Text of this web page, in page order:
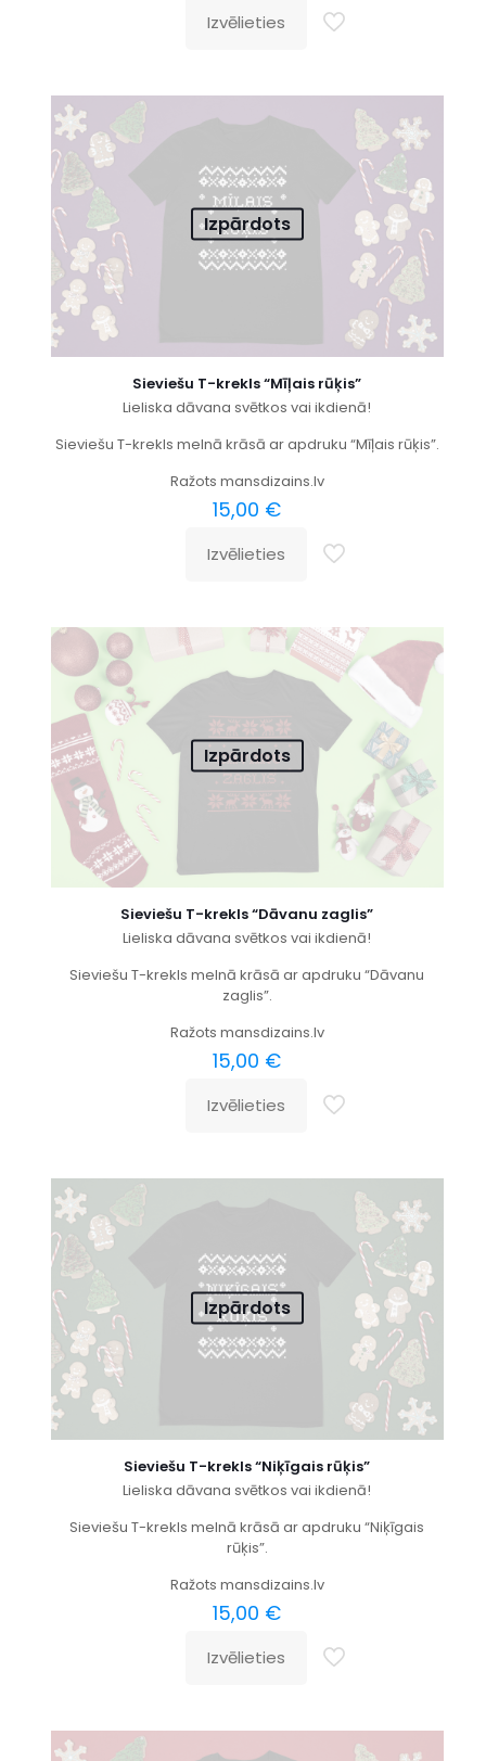
Izvēlieties
Izpārdots
Sieviešu T-krekls “Mīļais rūķis”
Lieliska dāvana svētkos vai ikdienā!
Sieviešu T-krekls melnā krāsā ar apdruku “Mīļais rūķis”.
Ražots mansdizains.lv
15,00 €
Izvēlieties
Izpārdots
Sieviešu T-krekls “Dāvanu zaglis”
Lieliska dāvana svētkos vai ikdienā!
Sieviešu T-krekls melnā krāsā ar apdruku “Dāvanu
zaglis”.
Ražots mansdizains.lv
15,00 €
Izvēlieties
Izpārdots
Sieviešu T-krekls “Niķīgais rūķis”
Lieliska dāvana svētkos vai ikdienā!
Sieviešu T-krekls melnā krāsā ar apdruku “Niķīgais
rūķis”.
Ražots mansdizains.lv
15,00 €
Izvēlieties